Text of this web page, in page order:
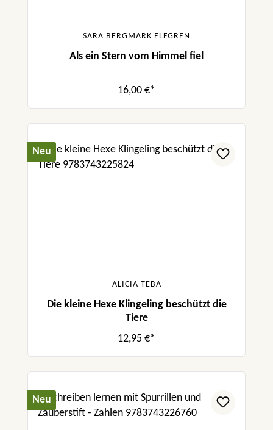
SARA BERGMARK ELFGREN
Als ein Stern vom Himmel fiel
16,00 €*
Neu
ALICIA TEBA
Die kleine Hexe Klingeling beschützt die
Tiere
12,95 €*
Neu